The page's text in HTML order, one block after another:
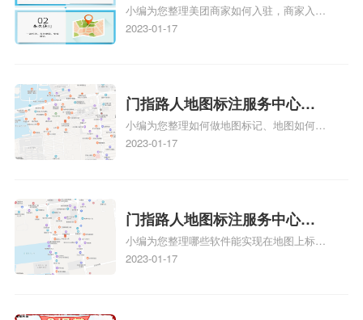
地图标记？指路人地图标注服
务中心铺如何入驻花小猪打车
小编为您整理美团商家如何入驻，商家入驻
教程、商家如何入驻地图、如何入驻地:、
2023-01-17
门指路人地图标注服务中心如
何做花小猪打车地图位置标
记？门指路人地图标注服务中
小编为您整理如何做地图标记、地图如何做
标记、so搜街景中如何做标记、360e启花贷
关地图标注知识，详情可查看下方正文！
2023-01-17
门指路人地图标注服务中心地
图位置地址标记？门指路人地
图标注服务中心苹果地图位置
小编为您整理哪些软件能实现在地图上标记
门指路人地图标注服务中心位置、门指路人
2023-01-17